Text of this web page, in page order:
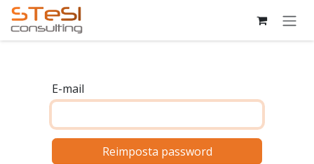
Passa al contenuto
E-mail
Reimposta password